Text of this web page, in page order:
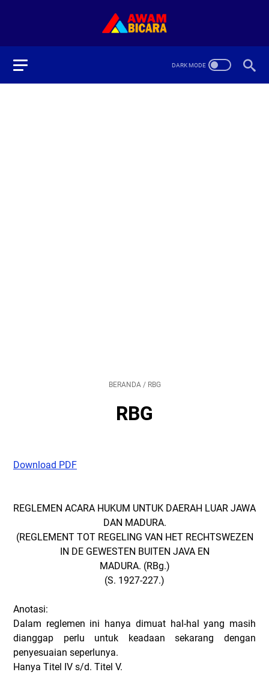
BERANDA / RBG
RBG
Download PDF
REGLEMEN ACARA HUKUM UNTUK DAERAH LUAR JAWA
DAN MADURA.
(REGLEMENT TOT REGELING VAN HET RECHTSWEZEN
IN DE GEWESTEN BUITEN JAVA EN
MADURA. (RBg.)
(S. 1927-227.)
Anotasi:
Dalam reglemen ini hanya dimuat hal-hal yang masih
dianggap perlu untuk keadaan sekarang dengan
penyesuaian seperlunya.
Hanya Titel IV s/d. Titel V.